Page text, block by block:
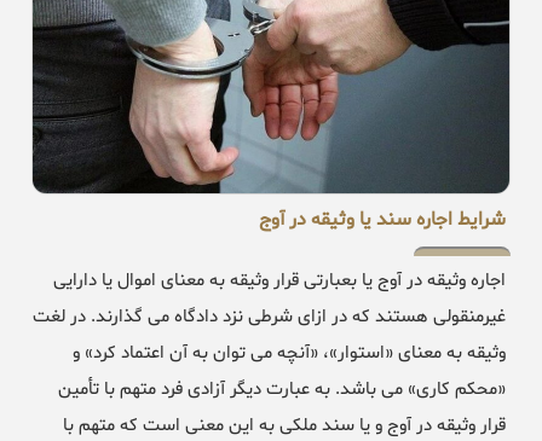
شرایط اجاره سند یا وثیقه در آوج
اجاره وثیقه در آوج یا بعبارتی قرار وثیقه به معنای اموال یا دارایی
غیرمنقولی هستند که در ازای شرطی نزد دادگاه می گذارند. در لغت
وثیقه به معنای «استوار»، «آنچه می توان به آن اعتماد کرد» و
«محکم کاری» می باشد. به عبارت دیگر آزادی فرد متهم با تأمین
قرار وثیقه در آوج و یا سند ملکی به این معنی است که متهم با